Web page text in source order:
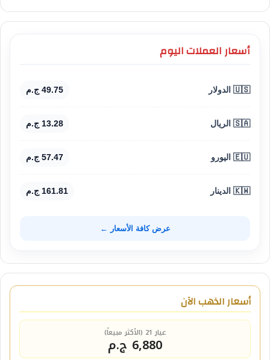
أسعار العملات اليوم
🇺🇸 الدولار 49.75 ج.م
🇸🇦 الريال 13.28 ج.م
🇪🇺 اليورو 57.47 ج.م
🇰🇼 الدينار 161.81 ج.م
عرض كافة الأسعار ←
أسعار الذهب الآن
عيار 21 (الأكثر مبيعاً)
6,880 ج.م